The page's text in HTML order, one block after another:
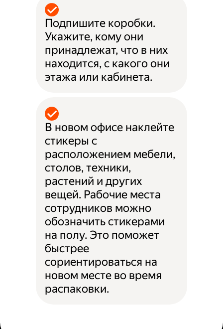
Подпишите коробки.
Укажите, кому они
принадлежат, что в них
находится, с какого они
этажа или кабинета.
В новом офисе наклейте
стикеры с
расположением мебели,
столов, техники,
растений и других
вещей. Рабочие места
сотрудников можно
обозначить стикерами
на полу. Это поможет
быстрее
сориентироваться на
новом месте во время
распаковки.